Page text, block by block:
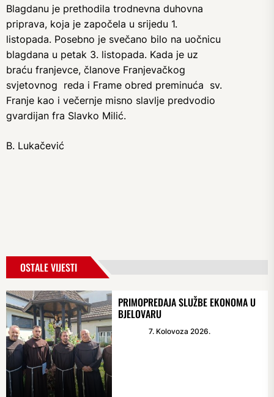
Blagdanu je prethodila trodnevna duhovna
priprava, koja je započela u srijedu 1.
listopada. Posebno je svečano bilo na uočnicu
blagdana u petak 3. listopada. Kada je uz
braću franjevce, članove Franjevačkog
svjetovnog reda i Frame obred preminuća sv.
Franje kao i večernje misno slavlje predvodio
gvardijan fra Slavko Milić.
B. Lukačević
OSTALE VIJESTI
PRIMOPREDAJA SLUŽBE EKONOMA U
BJELOVARU
7. Kolovoza 2026.